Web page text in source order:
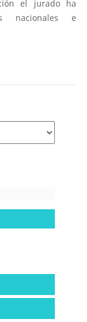
el jurado ha
nacionales e